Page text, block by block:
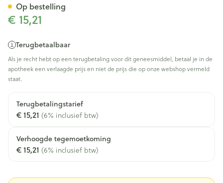
€ 15,21
Terugbetaalbaar
Als je recht hebt op een terugbetaling voor dit geneesmiddel, betaal je in de
apotheek een verlaagde prijs en niet de prijs die op onze webshop vermeld
staat.
Terugbetalingstarief
€ 15,21 (6% inclusief btw)
Verhoogde tegemoetkoming
€ 15,21 (6% inclusief btw)
Op bestelling